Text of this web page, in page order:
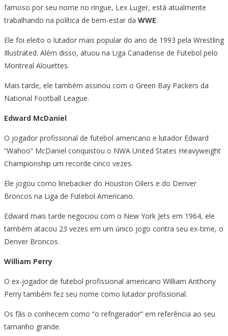
famoso por seu nome no ringue, Lex Luger, está atualmente
trabalhando na política de bem-estar da WWE.
Ele foi eleito o lutador mais popular do ano de 1993 pela Wrestling
Illustrated. Além disso, atuou na Liga Canadense de Futebol pelo
Montreal Alouettes.
Mais tarde, ele também assinou com o Green Bay Packers da
National Football League.
Edward McDaniel
O jogador profissional de futebol americano e lutador Edward
“Wahoo” McDaniel conquistou o NWA United States Heavyweight
Championship um recorde cinco vezes.
Ele jogou como linebacker do Houston Oilers e do Denver
Broncos na Liga de Futebol Americano.
Edward mais tarde negociou com o New York Jets em 1964, ele
também atacou 23 vezes em um único jogo contra seu ex-time, o
Denver Broncos.
William Perry
O ex-jogador de futebol profissional americano William Anthony
Perry também fez seu nome como lutador profissional.
Os fãs o conhecem como “o refrigerador” em referência ao seu
tamanho grande.